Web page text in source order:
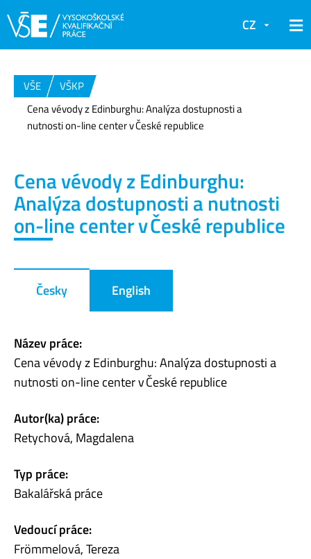
CZ
VŠE
VŠKP
Cena vévody z Edinburghu: Analýza dostupnosti a
nutnosti on-line center v České republice
Cena vévody z Edinburghu:
Analýza dostupnosti a nutnosti
on-line center v České republice
Česky English
Název práce:
Cena vévody z Edinburghu: Analýza dostupnosti a
nutnosti on-line center v České republice
Autor(ka) práce:
Retychová, Magdalena
Typ práce:
Bakalářská práce
Vedoucí práce:
Frömmelová, Tereza